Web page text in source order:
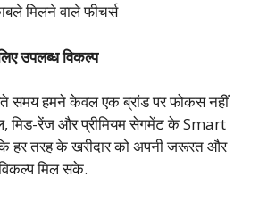
मिलने वाले फीचर्स
उपलब्ध विकल्प
समय हमने केवल एक ब्रांड पर फोकस नहीं
मिड-रेंज और प्रीमियम सेगमेंट के Smart
हर तरह के खरीदार को अपनी जरूरत और
मिल सके.